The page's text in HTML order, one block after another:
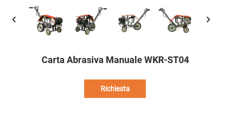
Carta Abrasiva Manuale WKR-ST04
Richiesta